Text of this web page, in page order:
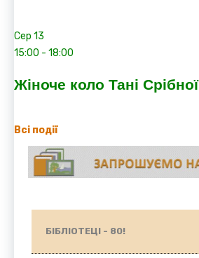
Сер 13
15:00 - 18:00
Жіноче коло Тані Срібної
Всі події
БІБЛІОТЕЦІ - 80!